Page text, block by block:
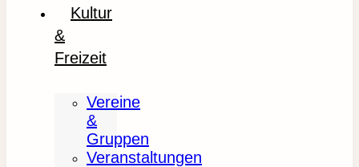
Kultur
&
Freizeit
Vereine
&
Gruppen
Veranstaltungen